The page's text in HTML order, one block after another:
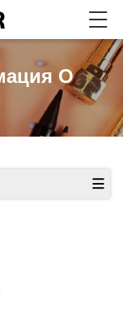
О